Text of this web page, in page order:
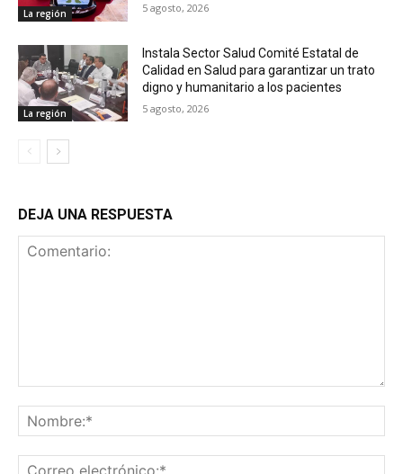
La región 5 agosto, 2026
La región
Instala Sector Salud Comité Estatal de
Calidad en Salud para garantizar un trato
digno y humanitario a los pacientes
5 agosto, 2026
DEJA UNA RESPUESTA